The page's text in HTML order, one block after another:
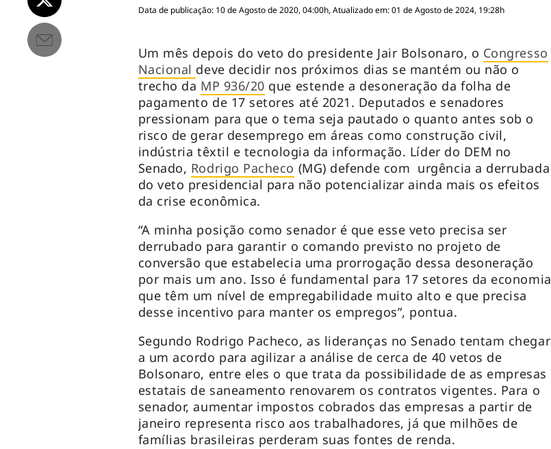
Data de publicação: 10 de Agosto de 2020, 04:00h, Atualizado em: 01 de Agosto de 2024, 19:28h
Um mês depois do veto do presidente Jair Bolsonaro, o Congresso
Nacional deve decidir nos próximos dias se mantém ou não o
trecho da MP 936/20 que estende a desoneração da folha de
pagamento de 17 setores até 2021. Deputados e senadores
pressionam para que o tema seja pautado o quanto antes sob o
risco de gerar desemprego em áreas como construção civil,
indústria têxtil e tecnologia da informação. Líder do DEM no
Senado, Rodrigo Pacheco (MG) defende com urgência a derrubada
do veto presidencial para não potencializar ainda mais os efeitos
da crise econômica.
“A minha posição como senador é que esse veto precisa ser
derrubado para garantir o comando previsto no projeto de
conversão que estabelecia uma prorrogação dessa desoneração
por mais um ano. Isso é fundamental para 17 setores da economia
que têm um nível de empregabilidade muito alto e que precisa
desse incentivo para manter os empregos”, pontua.
Segundo Rodrigo Pacheco, as lideranças no Senado tentam chegar
a um acordo para agilizar a análise de cerca de 40 vetos de
Bolsonaro, entre eles o que trata da possibilidade de as empresas
estatais de saneamento renovarem os contratos vigentes. Para o
senador, aumentar impostos cobrados das empresas a partir de
janeiro representa risco aos trabalhadores, já que milhões de
famílias brasileiras perderam suas fontes de renda.